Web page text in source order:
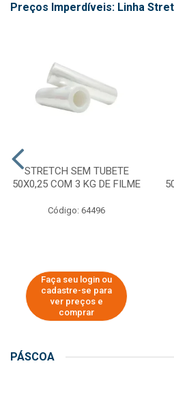
Preços Imperdíveis: Linha
STRETCH SEM TUBETE
50X0,25 COM 3 KG DE FILME
Código: 64496
Faça seu login ou
cadastre-se para
ver preços e
comprar
PÁSCOA